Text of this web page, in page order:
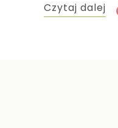
Czytaj dalej